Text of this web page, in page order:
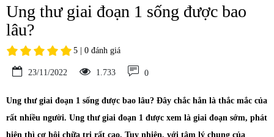
Ung thư giai đoạn 1 sống được bao
lâu?
5 | 0 đánh giá
23/11/2022 1.733 0
Ung thư giai đoạn 1 sống được bao lâu? Đây chắc hẳn là thắc mắc của
rất nhiều người. Ung thư giai đoạn 1 được xem là giai đoạn sớm, phát
hiện thì cơ hội chữa trị rất cao. Tuy nhiên, với tâm lý chung của